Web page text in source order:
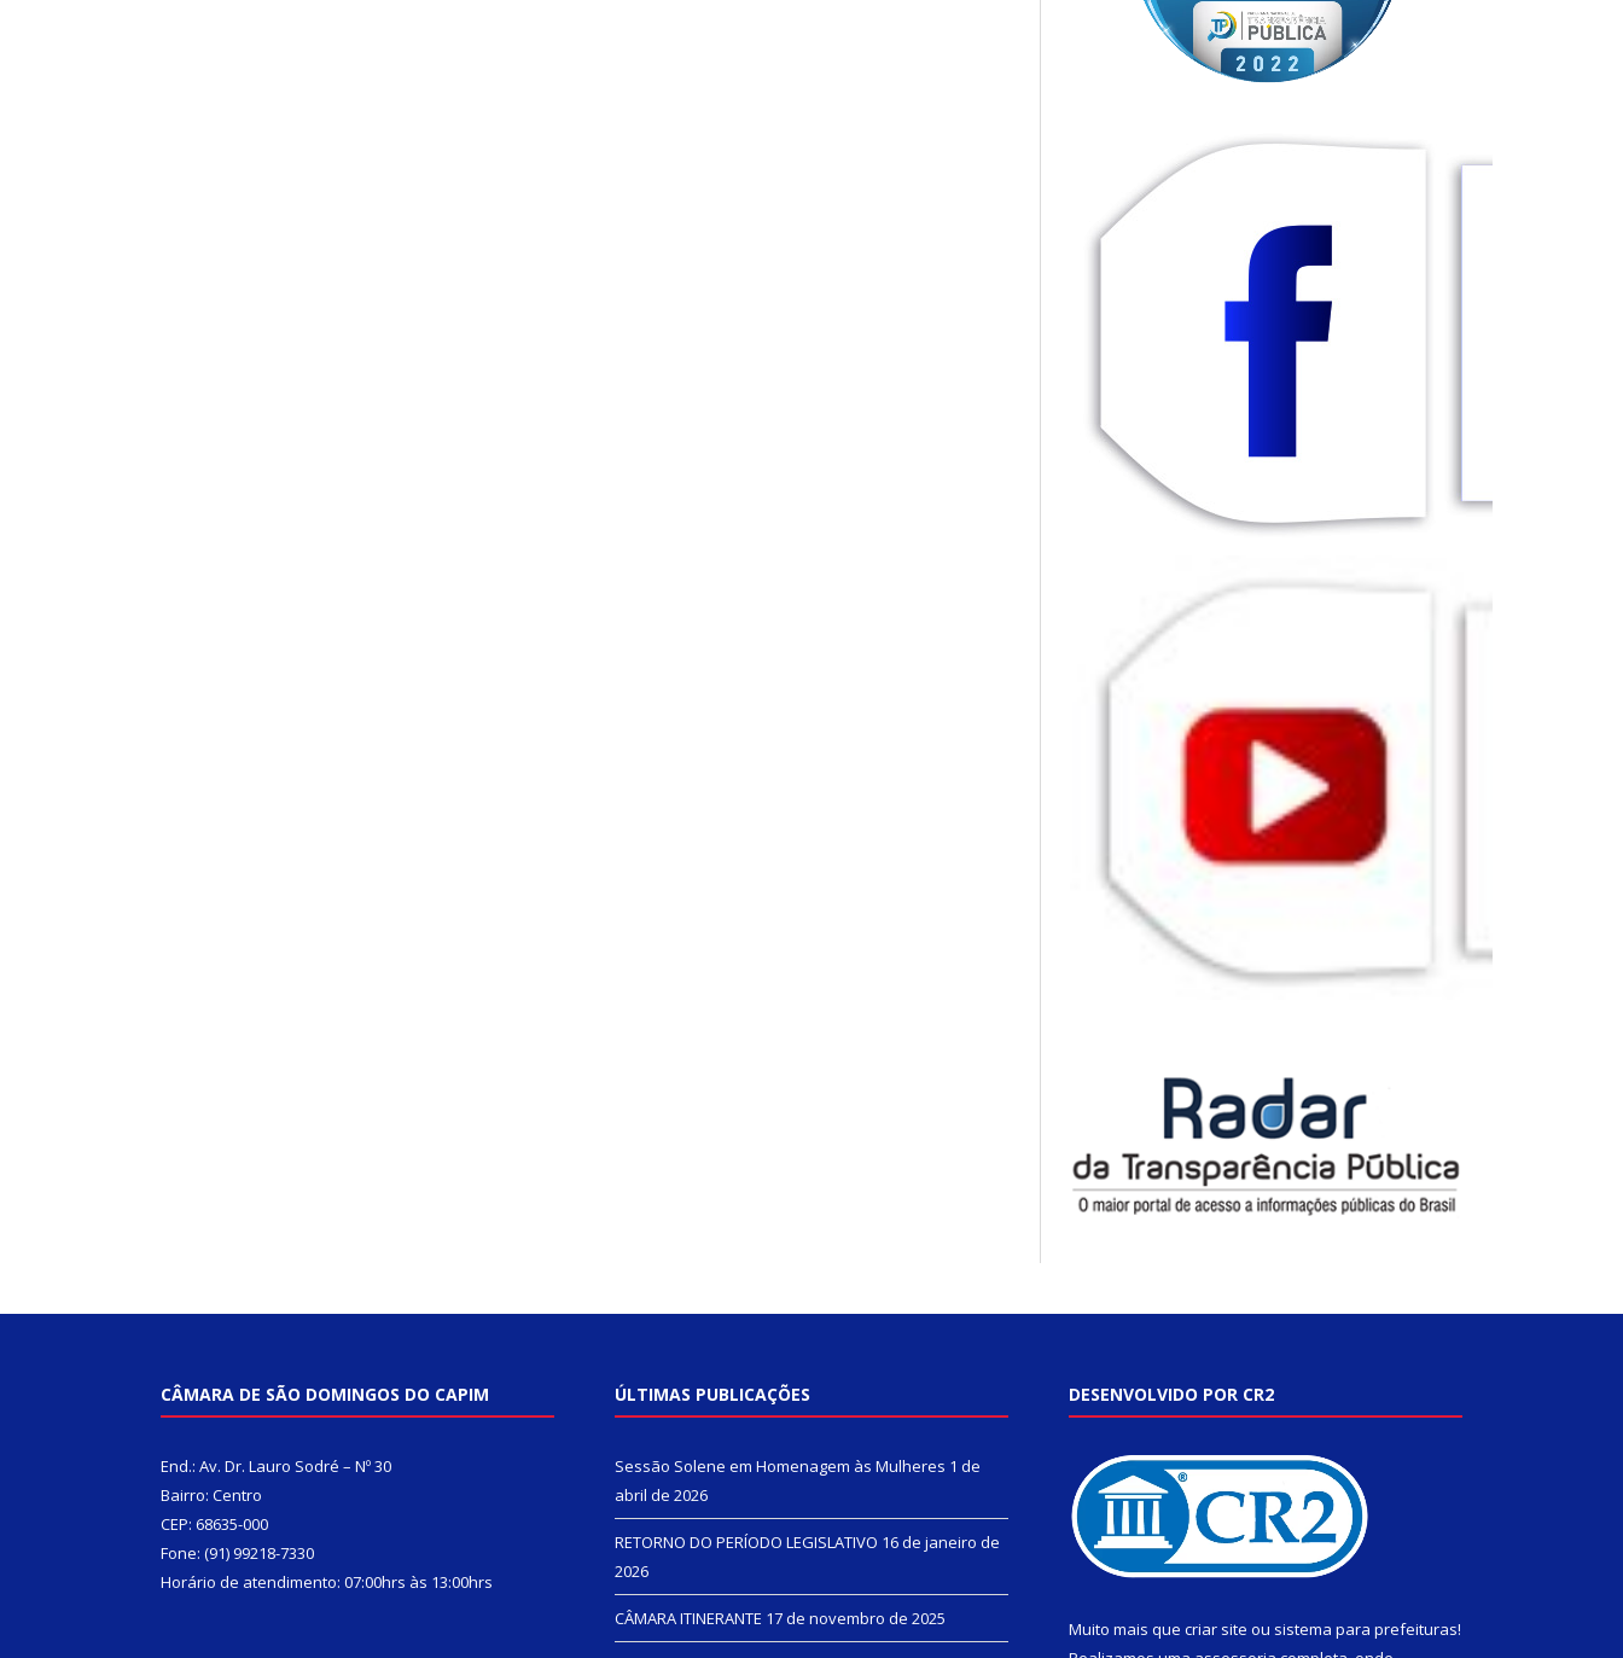
CÂMARA DE SÃO DOMINGOS DO CAPIM
End.: Av. Dr. Lauro Sodré – Nº 30
Bairro: Centro
CEP: 68635-000
Fone: (91) 99218-7330
Horário de atendimento: 07:00hrs às 13:00hrs
ÚLTIMAS PUBLICAÇÕES
Sessão Solene em Homenagem às Mulheres 1 de
abril de 2026
RETORNO DO PERÍODO LEGISLATIVO 16 de janeiro de
2026
CÂMARA ITINERANTE 17 de novembro de 2025
DESENVOLVIDO POR CR2
Muito mais que criar site ou sistema para prefeituras!